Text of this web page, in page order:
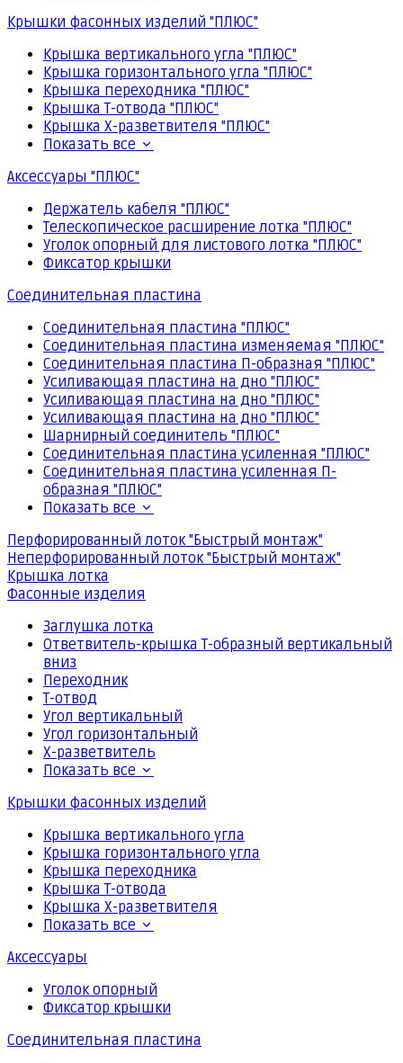
Крышки фасонных изделий "ПЛЮС"
Крышка вертикального угла "ПЛЮС"
Крышка горизонтального угла "ПЛЮС"
Крышка переходника "ПЛЮС"
Крышка Т-отвода "ПЛЮС"
Крышка Х-разветвителя "ПЛЮС"
Показать все
Аксессуары "ПЛЮС"
Держатель кабеля "ПЛЮС"
Телескопическое расширение лотка "ПЛЮС"
Уголок опорный для листового лотка "ПЛЮС"
Фиксатор крышки
Соединительная пластина
Соединительная пластина "ПЛЮС"
Соединительная пластина изменяемая "ПЛЮС"
Соединительная пластина П-образная "ПЛЮС"
Усиливающая пластина на дно "ПЛЮС"
Усиливающая пластина на дно "ПЛЮС"
Усиливающая пластина на дно "ПЛЮС"
Шарнирный соединитель "ПЛЮС"
Соединительная пластина усиленная "ПЛЮС"
Соединительная пластина усиленная П-
образная "ПЛЮС"
Показать все
Перфорированный лоток "Быстрый монтаж"
Неперфорированный лоток "Быстрый монтаж"
Крышка лотка
Фасонные изделия
Заглушка лотка
Ответвитель-крышка Т-образный вертикальный
вниз
Переходник
Т-отвод
Угол вертикальный
Угол горизонтальный
Х-разветвитель
Показать все
Крышки фасонных изделий
Крышка вертикального угла
Крышка горизонтального угла
Крышка переходника
Крышка Т-отвода
Крышка Х-разветвителя
Показать все
Аксессуары
Уголок опорный
Фиксатор крышки
Соединительная пластина